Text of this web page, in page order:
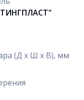
(Д х Ш х В), мм